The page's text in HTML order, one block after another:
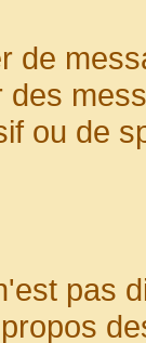
de
ou de
pas